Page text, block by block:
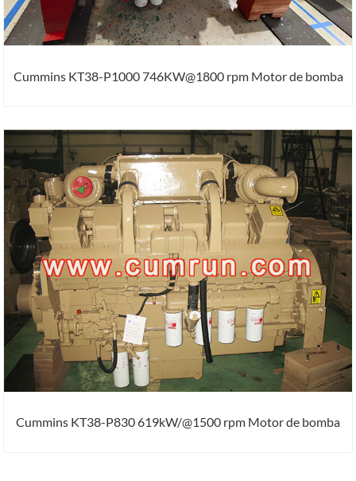
Cummins KT38-P1000 746KW@1800 rpm Motor de bomba
Cummins KT38-P830 619kW/@1500 rpm Motor de bomba